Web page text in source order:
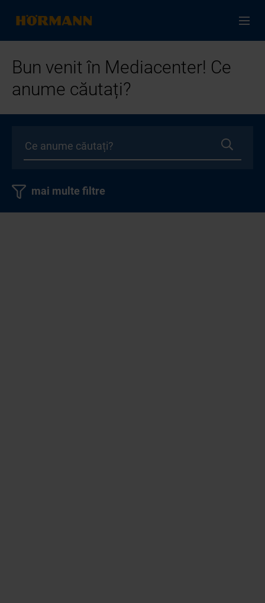
Bun venit în Mediacenter! Ce
anume căutați?
mai multe filtre